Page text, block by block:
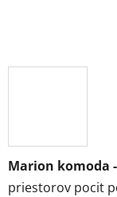
Marion komoda
priestorov pocit